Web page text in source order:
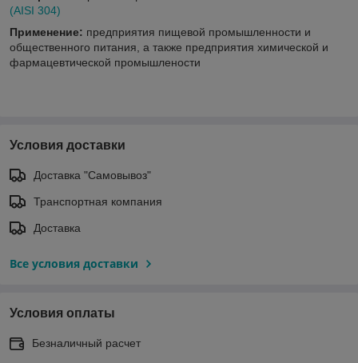
(AISI 304)
Применение: предприятия пищевой промышленности и
общественного питания, а также предприятия химической и
фармацевтической промышлености
Условия доставки
Доставка "Самовывоз"
Транспортная компания
Доставка
Все условия доставки
Условия оплаты
Безналичный расчет